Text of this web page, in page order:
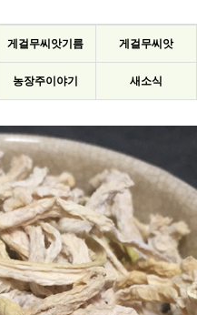
게걸무씨앗기름 게걸무씨앗
농장주이야기 새소식